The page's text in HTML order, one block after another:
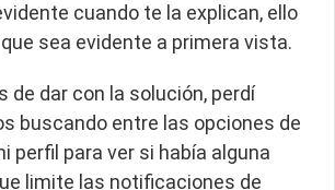
cuando te la explican, ello
sea evidente a primera vista.
de dar con la solución, perdí
buscando entre las opciones de
perfil para ver si había alguna
limite las notificaciones de